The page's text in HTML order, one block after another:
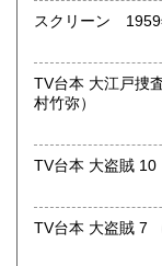
の書籍も買取いた
買取の値段を前
い。簡単な査定を
で確実な価格で
まずはお問い合わ
取り扱い分野
スクリーン 1959
TV台本 大江戸捜査網 338 （出=里見浩太
村竹弥）